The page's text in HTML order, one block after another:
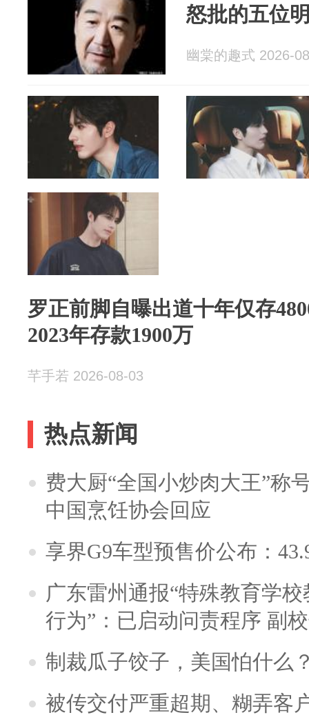
怒批的五位
幽棠的趣式 2026-
罗正前脚自曝出道十年仅存
2023年存款1900万
芊手若 2026-08-03
热点新闻
费大厨“全国小炒肉大王”称
中国烹饪协会回应
享界G9车型预售价公布：
广东雷州通报“特殊教育学
行为”：已启动问责程序 副
制裁瓜子饺子，美国怕什么
被传交付严重超期、糊弄客